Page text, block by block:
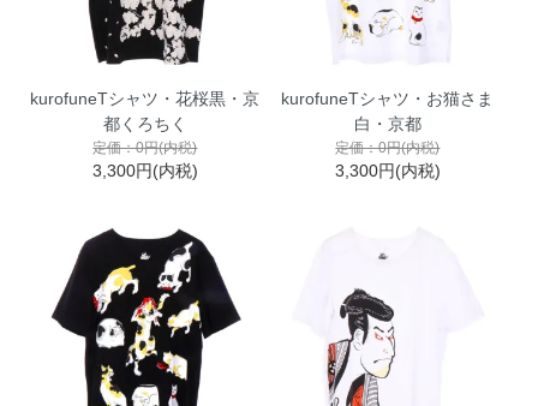
kurofuneTシャツ・花桜黒・京
都くろちく
定価：0円(内税)
3,300円(内税)
kurofuneTシャツ・お猫さま
白・京都
定価：0円(内税)
3,300円(内税)